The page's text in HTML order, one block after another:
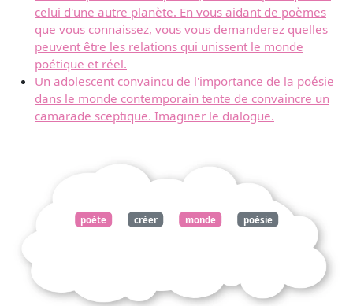
celui d'une autre planète. En vous aidant de poèmes
que vous connaissez, vous vous demanderez quelles
peuvent être les relations qui unissent le monde
poétique et réel.
Un adolescent convaincu de l'importance de la poésie
dans le monde contemporain tente de convaincre un
camarade sceptique. Imaginer le dialogue.
poète créer monde poésie